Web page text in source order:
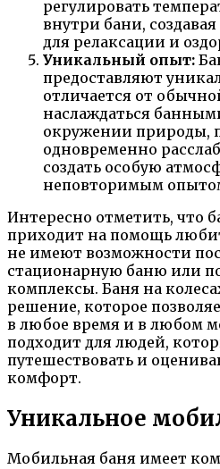
регулировать
внутри бани,
для релаксации и
Уникальный опыт:
предоставляют
отличается от
наслаждаться
окружении природы,
одновременно
создать особую
неповторимым
Интересно отметить, что
приходит на помощь
не имеют возможности
стационарную баню или
комплексы. Баня на
решение, которое
в любое время и в любом
подходит для людей,
путешествовать и
комфорт.
Уникальное
Мобильная баня имеет